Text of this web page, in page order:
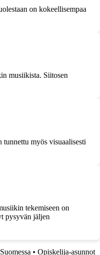
on kokeellisempaa
musiikista. Siitosen
tunnettu myös visuaalisesti
tekemiseen on
pysyvän jäljen
• Opiskelija-asunnot